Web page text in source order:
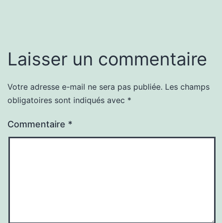
Laisser un commentaire
Votre adresse e-mail ne sera pas publiée. Les champs
obligatoires sont indiqués avec *
Commentaire *